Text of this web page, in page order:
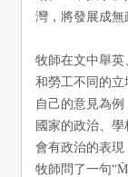
灣，將發展成無
牧師在文中舉
和勞工不同的
自己的意見為
國家的政治、
會有政治的表
牧師問了一句